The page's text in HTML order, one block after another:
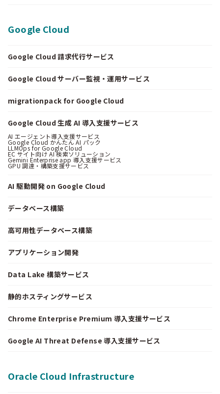
Google Cloud
Google Cloud 請求代行サービス
Google Cloud サーバー監視・運用サービス
migrationpack for Google Cloud
Google Cloud 生成 AI 導入支援サービス
AI エージェント導入支援サービス
Google Cloud かんたん AI パック
LLMOps for Google Cloud
EC サイト向け AI 検索ソリューション
Gemini Enterprise app 導入支援サービス
GPU 調達・構築支援サービス
AI 駆動開発 on Google Cloud
データベース構築
高可用性データベース構築
アプリケーション開発
Data Lake 構築サービス
静的ホスティングサービス
Chrome Enterprise Premium 導入支援サービス
Google AI Threat Defense 導入支援サービス
Oracle Cloud Infrastructure